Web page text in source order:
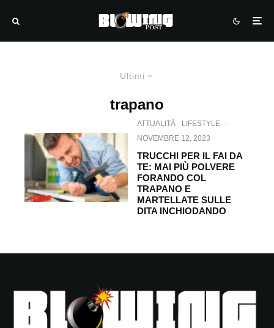
Ultimi
trapano
ATTUALITÀ LIFESTYLE ·
NOVEMBRE 12, 2023
TRUCCHI PER IL FAI DA
TE: MAI PIÙ POLVERE
FORANDO COL
TRAPANO E
MARTELLATE SULLE
DITA INCHIODANDO